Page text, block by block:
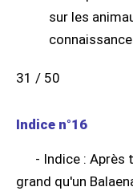
31 / 50
Indice n°16
- Indice : Après
grand qu'un